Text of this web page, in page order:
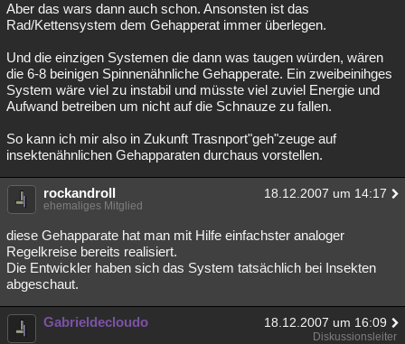
Aber das wars dann auch schon. Ansonsten ist das
Rad/Kettensystem dem Gehapperat immer überlegen.
Und die einzigen Systemen die dann was taugen würden, wären
die 6-8 beinigen Spinnenähnliche Gehapperate. Ein zweibeinihges
System wäre viel zu instabil und müsste viel zuviel Energie und
Aufwand betreiben um nicht auf die Schnauze zu fallen.
So kann ich mir also in Zukunft Trasnport"geh"zeuge auf
insektenähnlichen Gehapparaten durchaus vorstellen.
rockandroll 18.12.2007 um 14:17
ehemaliges Mitglied
diese Gehapparate hat man mit Hilfe einfachster analoger
Regelkreise bereits realisiert.
Die Entwickler haben sich das System tatsächlich bei Insekten
abgeschaut.
Gabrieldecloudo 18.12.2007 um 16:09
Diskussionsleiter